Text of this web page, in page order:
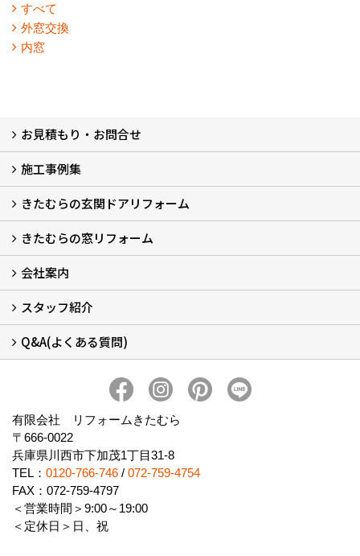
すべて
外窓交換
内窓
お見積もり・お問合せ
LINEで概算見積もり
チャットで質問
問い合わせフォームから
オンライン相談
電話で相談
無料現地調査をご希望の方
施工事例集
玄関ドアリフォーム
玄関引戸リフォーム
勝手口ドアリフォーム
窓リフォーム
きたむらの玄関ドアリフォーム
玄関ドアリフォームについて
リシェントについて (23)
・玄関ドアバリエーション (52)
・玄関引戸バリエーション (44)
・勝手口ドアバリエーション (11)
安心の自社施工
無料点検
保証について
価格について
概算見積について (2)
きたむらの窓リフォーム
窓リフォームについて (5)
・内窓設置-LIXILインプラス
・内窓設置-AGCまどまど
・窓交換
・エコガラス交換
・防犯・防災ガラス交換
会社案内
会社概要 (2)
ブログ
アクセス
施工エリア
施工までの流れ
SNSインフォメーション
チャット機能
オンライン打合わせ
補助金について (2)
スタッフ紹介
スタッフ紹介
Q&A(よくある質問)
有限会社 リフォームきたむら
〒666-0022
兵庫県川西市下加茂1丁目31-8
TEL： 0120-766-746 / 072-759-4754
FAX：072-759-4797
＜営業時間＞9:00～19:00
＜定休日＞日、祝